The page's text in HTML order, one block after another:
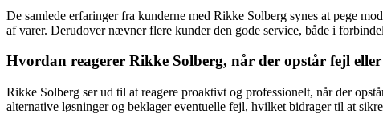
De samlede erfaringer fra kunderne med Rikke Solberg synes at pege
af varer. Derudover nævner flere kunder den gode service, både i
Hvordan reagerer Rikke Solberg, når der opstår fejl
Rikke Solberg ser ud til at reagere proaktivt og professionelt, når der
alternative løsninger og beklager eventuelle fejl, hvilket bidrager til at